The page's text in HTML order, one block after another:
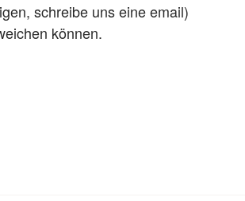
schreibe uns eine email)
können.